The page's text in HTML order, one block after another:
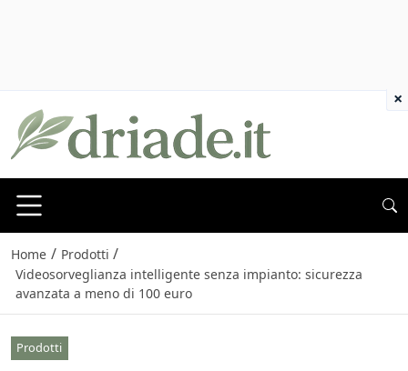
Home / Prodotti /
Videosorveglianza intelligente senza impianto: sicurezza
avanzata a meno di 100 euro
Prodotti
×